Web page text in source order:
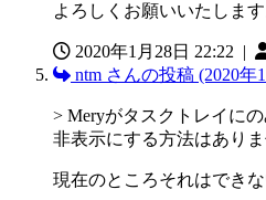
よろしくお願いいたします
2020年1月28日 22:22 |
ntm さんの投稿 (2020年
> Meryがタスクトレイに
非表示にする方法はあり
現在のところそれはできな